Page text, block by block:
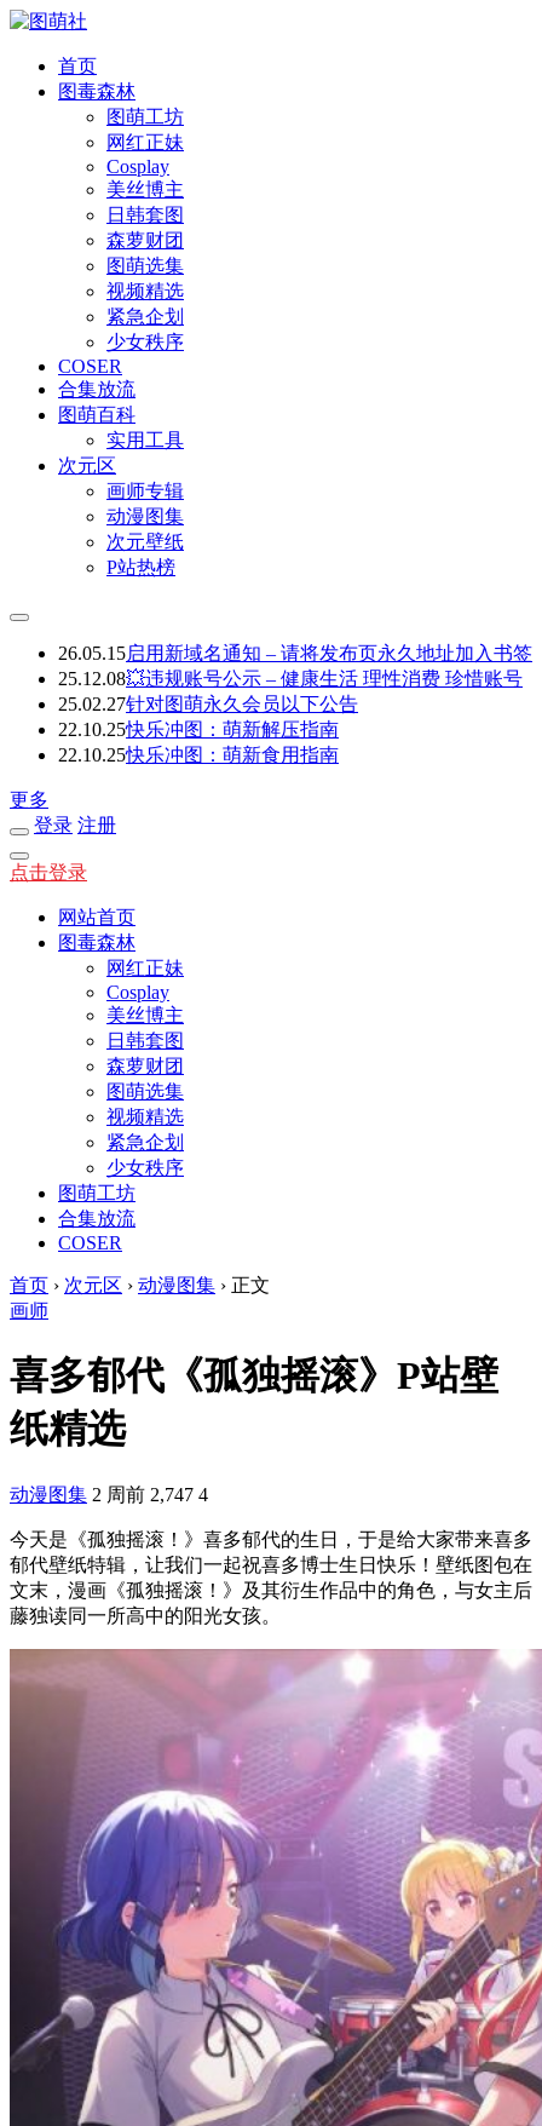
首页
图毒森林
图萌工坊
网红正妹
Cosplay
美丝博主
日韩套图
森萝财团
图萌选集
视频精选
紧急企划
少女秩序
COSER
合集放流
图萌百科
实用工具
次元区
画师专辑
动漫图集
次元壁纸
P站热榜
26.05.15启用新域名通知 – 请将发布页永久地址加入书签
25.12.08💥违规账号公示 – 健康生活 理性消费 珍惜账号
25.02.27针对图萌永久会员以下公告
22.10.25快乐冲图：萌新解压指南
22.10.25快乐冲图：萌新食用指南
更多
登录 注册
点击登录
网站首页
图毒森林
网红正妹
Cosplay
美丝博主
日韩套图
森萝财团
图萌选集
视频精选
紧急企划
少女秩序
图萌工坊
合集放流
COSER
首页 › 次元区 › 动漫图集 › 正文
画师
喜多郁代《孤独摇滚》P站壁
纸精选
动漫图集 2 周前 2,747 4
今天是《孤独摇滚！》喜多郁代的生日，于是给大家带来喜多
郁代壁纸特辑，让我们一起祝喜多博士生日快乐！壁纸图包在
文末，漫画《孤独摇滚！》及其衍生作品中的角色，与女主后
藤独读同一所高中的阳光女孩。